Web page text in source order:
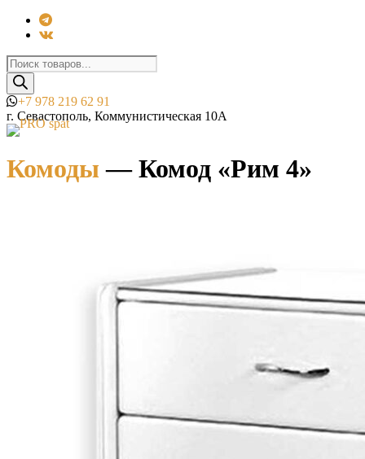
Поиск
товаров
+7 978 219 62 91
г. Севастополь, Коммунистическая 10А
Комоды—Комод «Рим 4»